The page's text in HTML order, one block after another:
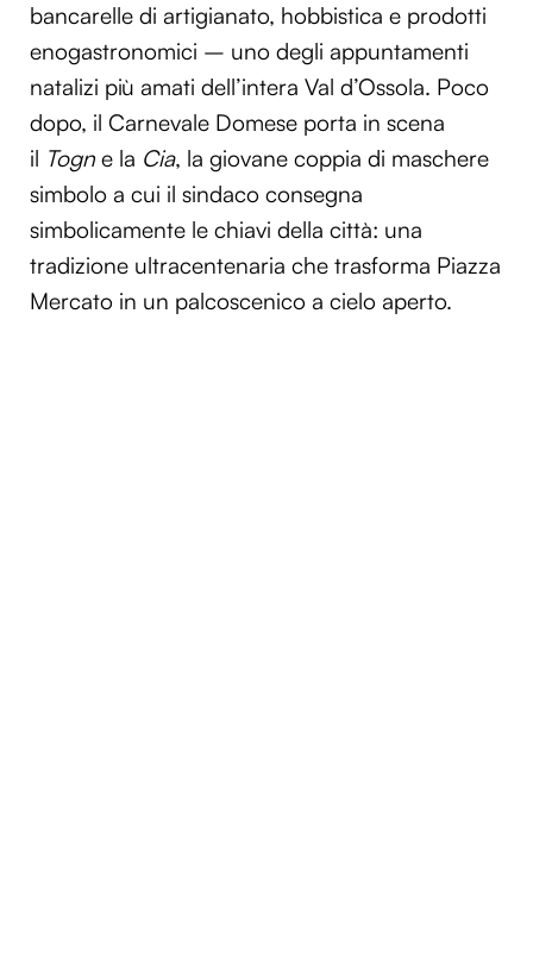
bancarelle di artigianato, hobbistica e prodotti
enogastronomici – uno degli appuntamenti
natalizi più amati dell’intera Val d’Ossola. Poco
dopo, il Carnevale Domese porta in scena
il Togn e la Cia, la giovane coppia di maschere
simbolo a cui il sindaco consegna
simbolicamente le chiavi della città: una
tradizione ultracentenaria che trasforma Piazza
Mercato in un palcoscenico a cielo aperto.